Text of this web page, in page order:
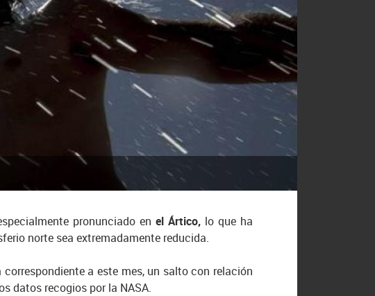
pronunciado en el Ártico,lo que ha
norte sea extremadamente reducida.
a este mes, un salto con relación
datos recogios por la NASA.